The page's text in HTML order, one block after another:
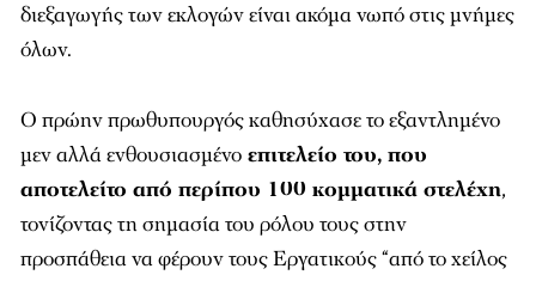
διεξαγωγής των εκλογών είναι ακόμα νωπό στις μνήμες
όλων.
Ο πρώην πρωθυπουργός καθησύχασε το εξαντλημένο
μεν αλλά ενθουσιασμένο επιτελείο του, που
αποτελείτο από περίπου 100 κομματικά στελέχη,
τονίζοντας τη σημασία του ρόλου τους στην
προσπάθεια να φέρουν τους Εργατικούς“από το χείλος